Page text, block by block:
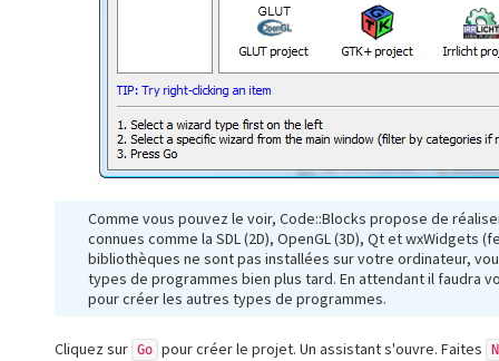
Comme vous pouvez le voir, Code::Blocks propose de
connues comme la SDL (2D), OpenGL (3D), Qt et
bibliothèques ne sont pas installées sur votre ordinateur,
types de programmes bien plus tard. En attendant il faudra
pour créer les autres types de programmes.
Cliquez sur Go pour créer le projet. Un assistant s'ouvre. Faites